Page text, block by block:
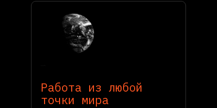
Работа из любой
точки мира